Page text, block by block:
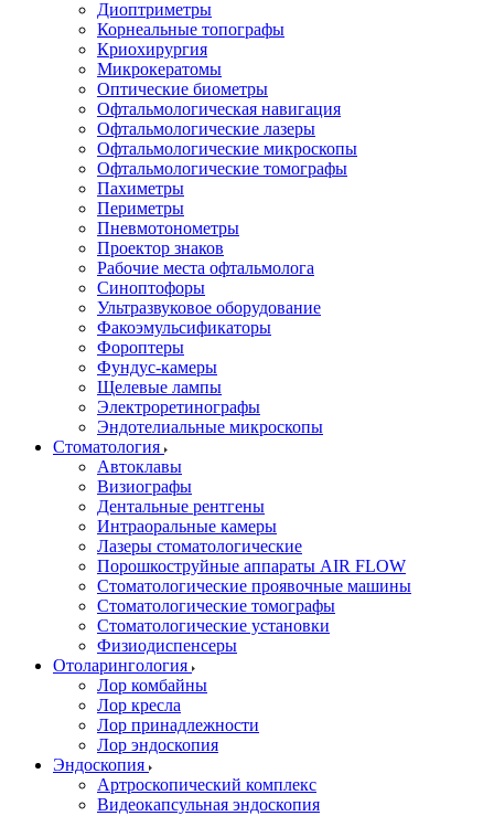
Диоптриметры
Корнеальные топографы
Криохирургия
Микрокератомы
Оптические биометры
Офтальмологическая навигация
Офтальмологические лазеры
Офтальмологические микроскопы
Офтальмологические томографы
Пахиметры
Периметры
Пневмотонометры
Проектор знаков
Рабочие места офтальмолога
Синоптофоры
Ультразвуковое оборудование
Факоэмульсификаторы
Фороптеры
Фундус-камеры
Щелевые лампы
Электроретинографы
Эндотелиальные микроскопы
Стоматология
Автоклавы
Визиографы
Дентальные рентгены
Интраоральные камеры
Лазеры стоматологические
Порошкоструйные аппараты AIR FLOW
Стоматологические проявочные машины
Стоматологические томографы
Стоматологические установки
Физиодиспенсеры
Отоларингология
Лор комбайны
Лор кресла
Лор принадлежности
Лор эндоскопия
Эндоскопия
Артроскопический комплекс
Видеокапсульная эндоскопия